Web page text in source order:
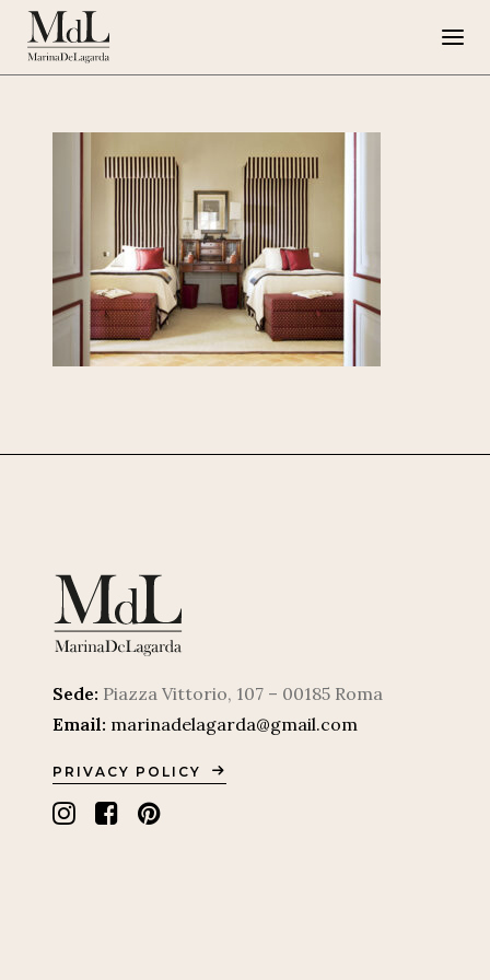
Marina de Lagarda
Lavori
Progetti speciali
Opere su Tela
Press
Sede: Piazza Vittorio, 107 – 00185 Roma
Email: marinadelagarda@gmail.com
PRIVACY POLICY